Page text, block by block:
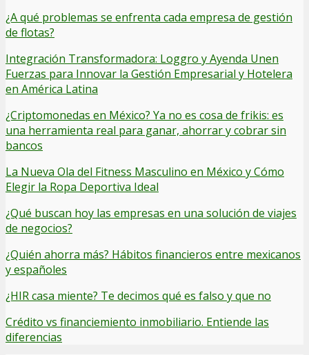
¿A qué problemas se enfrenta cada empresa de gestión
de flotas?
Integración Transformadora: Loggro y Ayenda Unen
Fuerzas para Innovar la Gestión Empresarial y Hotelera
en América Latina
¿Criptomonedas en México? Ya no es cosa de frikis: es
una herramienta real para ganar, ahorrar y cobrar sin
bancos
La Nueva Ola del Fitness Masculino en México y Cómo
Elegir la Ropa Deportiva Ideal
¿Qué buscan hoy las empresas en una solución de viajes
de negocios?
¿Quién ahorra más? Hábitos financieros entre mexicanos
y españoles
¿HIR casa miente? Te decimos qué es falso y que no
Crédito vs financiemiento inmobiliario. Entiende las
diferencias